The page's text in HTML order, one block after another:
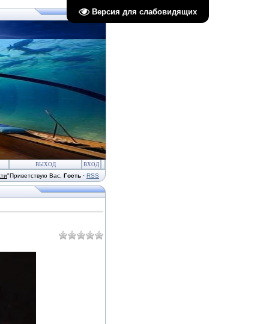
Версия для слабовидящих
ВЫХОД ВХОД
"Приветствую Вас Гость · RSS